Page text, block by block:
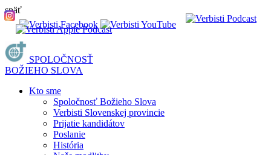
späť
SPOLOČNOSŤ
BOŽIEHO SLOVA
Kto sme
Spoločnosť Božieho Slova
Verbisti Slovenskej provincie
Prijatie kandidátov
Poslanie
História